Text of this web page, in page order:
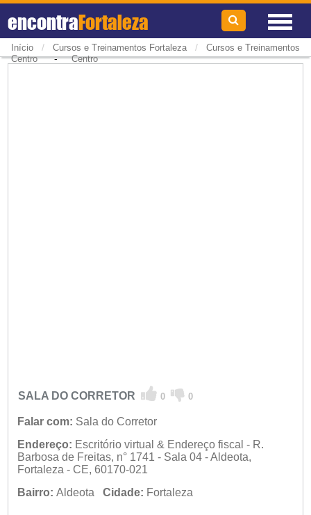
encontraFortaleza
Início / Cursos e Treinamentos Fortaleza / Cursos e Treinamentos
Centro-Centro
SALA DO CORRETOR 0 0
Falar com: Sala do Corretor
Endereço: Escritório virtual & Endereço fiscal - R.
Barbosa de Freitas, n° 1741 - Sala 04 - Aldeota,
Fortaleza - CE, 60170-021
Bairro: Aldeota Cidade: Fortaleza